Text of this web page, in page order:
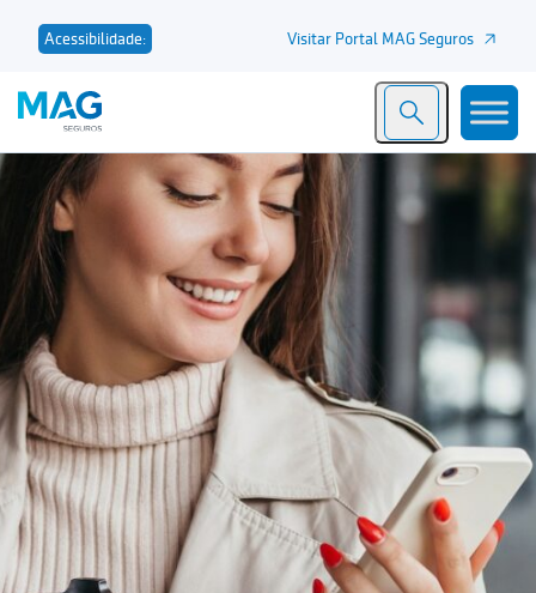
Acessibilidade: Visitar Portal MAG Seguros